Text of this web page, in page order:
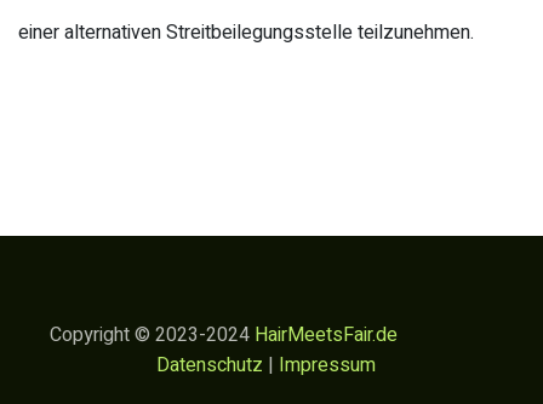
einer alternativen Streitbeilegungsstelle teilzunehmen.
Copyright © 2023-2024 HairMeetsFair.de
Datenschutz | Impressum